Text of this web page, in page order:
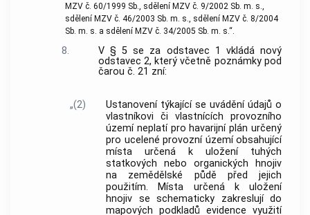
MZV č. 60/1999 Sb., sdělení MZV č. 9/2002 Sb. m. s.,
sdělení MZV č. 46/2003 Sb. m. s., sdělení MZV č. 8/2004
Sb. m. s. a sdělení MZV č. 34/2005 Sb. m. s.“.
8.
V § 5 se za odstavec 1 vkládá nový
odstavec 2, který včetně poznámky pod
čarou č. 21 zní:
„(2)
Ustanovení týkající se uvádění údajů o
vlastníkovi či vlastnících provozního
území neplatí pro havarijní plán určený
pro ucelené provozní území obsahující
místa určená k uložení tuhých
statkových nebo organických hnojiv
na zemědělské půdě před jejich
použitím. Místa určená k uložení
hnojiv se schematicky zakreslují do
mapových podkladů evidence využití